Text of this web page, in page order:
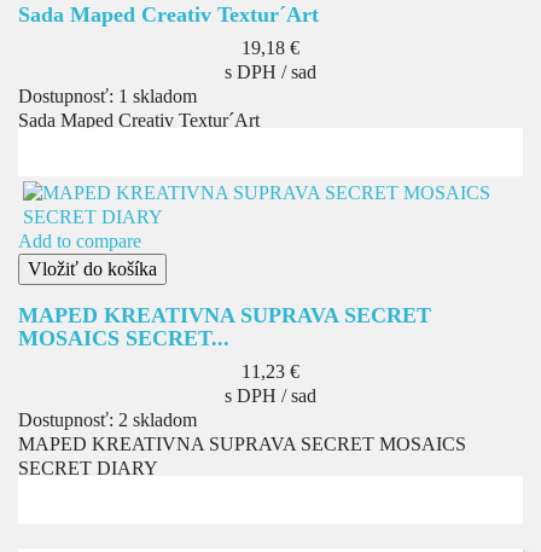
Sada Maped Creativ Textur´Art
Cena
19,18 €
s DPH / sad
Dostupnosť: 1 skladom
Sada Maped Creativ Textur´Art
Add to compare
Vložiť do košíka
MAPED KREATIVNA SUPRAVA SECRET
MOSAICS SECRET...
Cena
11,23 €
s DPH / sad
Dostupnosť: 2 skladom
MAPED KREATIVNA SUPRAVA SECRET MOSAICS
SECRET DIARY